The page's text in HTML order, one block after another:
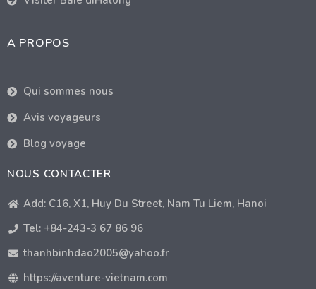
A PROPOS
Qui sommes nous
Avis voyageurs
Blog voyage
NOUS CONTACTER
Add: C16, X1, Huy Du Street, Nam Tu Liem, Hanoi
Tel: +84-243-3 67 86 96
thanhbinhdao2005@yahoo.fr
https://aventure-vietnam.com